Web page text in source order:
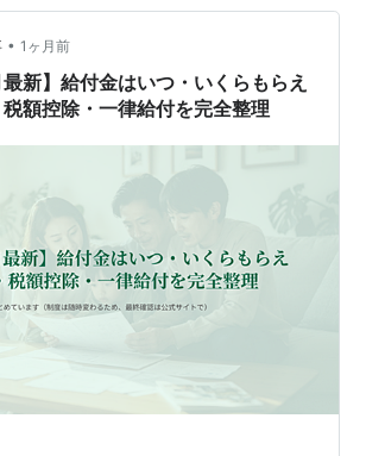
届が届かないときの確認順序、再送・
が近い場合の対応を整理します。 この
扶養手当の現況届は、…
• 1ヶ月前
新】給付金はいつ・いくらもらえ
額控除・一律給付を完全整理